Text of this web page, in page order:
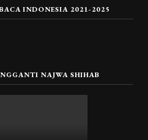
INDONESIA 2021-2025
NAJWA SHIHAB